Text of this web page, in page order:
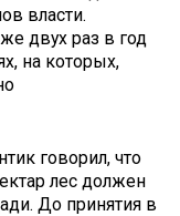
власти.
двух раз в год
на которых,
говорил, что
лес должен
До принятия в